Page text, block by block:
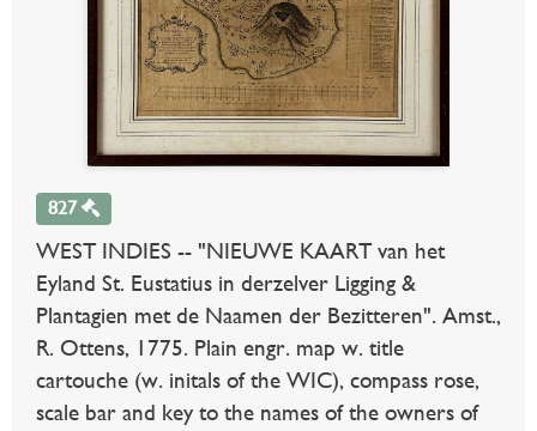
827
WEST INDIES -- "NIEUWE KAART van het
Eyland St. Eustatius in derzelver Ligging &
Plantagien met de Naamen der Bezitteren". Amst.,
R. Ottens, 1775. Plain engr. map w. title
cartouche (w. initals of the WIC), compass rose,
scale bar and key to the names of the owners of